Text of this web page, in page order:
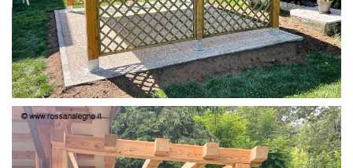
PERGOLA 4X3